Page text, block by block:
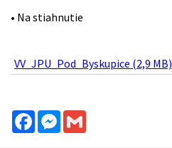
• Na stiahnutie
VV_JPU_Pod_Byskupice (2,9 MB)
FacebookMessenger